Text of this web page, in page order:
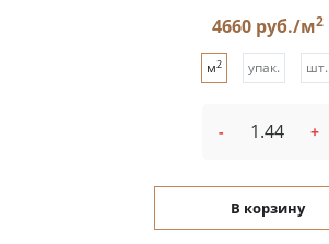
4660 руб./м2
м2 упак. шт.
- +
В корзину